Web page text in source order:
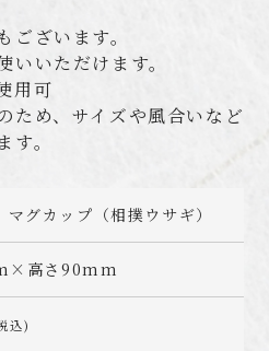
ざいます。
いいただけます。
用可
ため、サイズや風合いなど
。
グカップ（相撲ウサギ）
高さ90mm
込)